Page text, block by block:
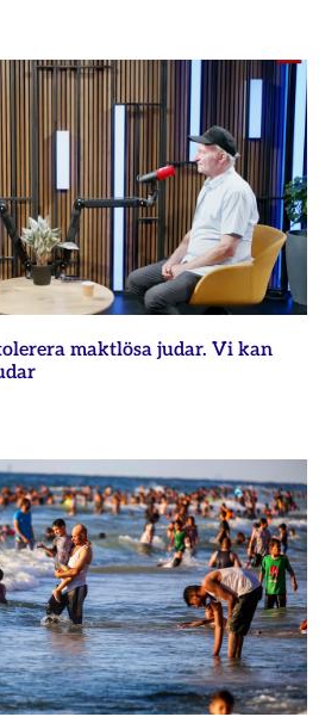
maktlösa judar. Vi kan